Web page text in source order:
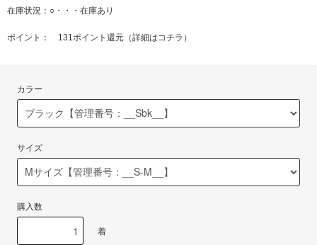
在庫状況：○・・・在庫あり
ポイント： 131ポイント還元（詳細はコチラ ）
カラー
サイズ
購入数
着